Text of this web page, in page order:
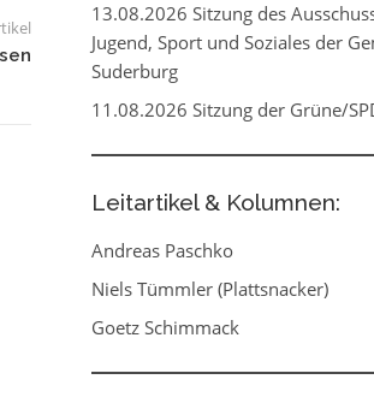
13.08.2026 Sitzung des
Jugend, Sport und Soziales der
Suderburg
11.08.2026 Sitzung der Grüne/
Leitartikel & Kolumnen:
Andreas Paschko
Niels Tümmler (Plattsnacker)
Goetz Schimmack